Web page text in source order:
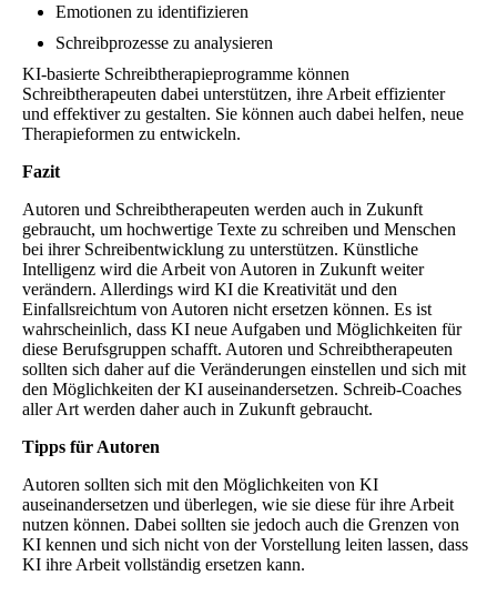
Emotionen zu identifizieren
Schreibprozesse zu analysieren
KI-basierte Schreibtherapieprogramme können
Schreibtherapeuten dabei unterstützen, ihre Arbeit effizienter
und effektiver zu gestalten. Sie können auch dabei helfen, neue
Therapieformen zu entwickeln.
Fazit
Autoren und Schreibtherapeuten werden auch in Zukunft
gebraucht, um hochwertige Texte zu schreiben und Menschen
bei ihrer Schreibentwicklung zu unterstützen. Künstliche
Intelligenz wird die Arbeit von Autoren in Zukunft weiter
verändern. Allerdings wird KI die Kreativität und den
Einfallsreichtum von Autoren nicht ersetzen können. Es ist
wahrscheinlich, dass KI neue Aufgaben und Möglichkeiten für
diese Berufsgruppen schafft. Autoren und Schreibtherapeuten
sollten sich daher auf die Veränderungen einstellen und sich mit
den Möglichkeiten der KI auseinandersetzen. Schreib-Coaches
aller Art werden daher auch in Zukunft gebraucht.
Tipps für Autoren
Autoren sollten sich mit den Möglichkeiten von KI
auseinandersetzen und überlegen, wie sie diese für ihre Arbeit
nutzen können. Dabei sollten sie jedoch auch die Grenzen von
KI kennen und sich nicht von der Vorstellung leiten lassen, dass
KI ihre Arbeit vollständig ersetzen kann.